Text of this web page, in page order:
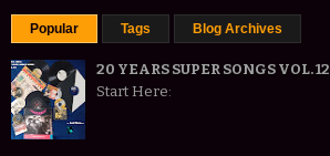
Popular Tags Blog Archives
20 YEARS SUPER SONGS VOL. 12
Start Here: